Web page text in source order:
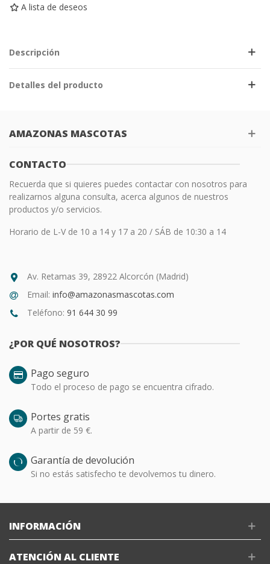
A lista de deseos
Descripción
Detalles del producto
AMAZONAS MASCOTAS
CONTACTO
Recuerda que si quieres puedes contactar con nosotros para
realizarnos alguna consulta, acerca algunos de nuestros
productos y/o servicios.
Horario de L-V de 10 a 14 y 17 a 20 / SÁB de 10:30 a 14
Av. Retamas 39, 28922 Alcorcón (Madrid)
Email: info@amazonasmascotas.com
Teléfono: 91 644 30 99
¿POR QUÉ NOSOTROS?
Pago seguro
Todo el proceso de pago se encuentra cifrado.
Portes gratis
A partir de 59 €.
Garantía de devolución
Si no estás satisfecho te devolvemos tu dinero.
INFORMACIÓN
ATENCIÓN AL CLIENTE